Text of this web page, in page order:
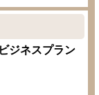
ジネスプラン